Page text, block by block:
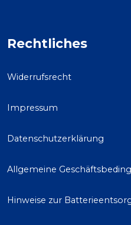
Rechtliches
Widerrufsrecht
Impressum
Datenschutzerklärung
Allgemeine
Hinweise zur